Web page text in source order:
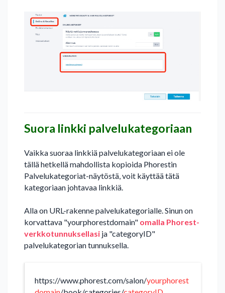
Suora linkki palvelukategoriaan
Vaikka suoraa linkkiä palvelukategoriaan ei ole
tällä hetkellä mahdollista kopioida Phorestin
Palvelukategoriat-näytöstä, voit käyttää tätä
kategoriaan johtavaa linkkiä.
Alla on URL-rakenne palvelukategorialle. Sinun on
korvattava "yourphorestdomain" omalla Phorest-
verkkotunnuksellasi ja "categoryID"
palvelukategorian tunnuksella.
https://www.phorest.com/salon/yourphorest